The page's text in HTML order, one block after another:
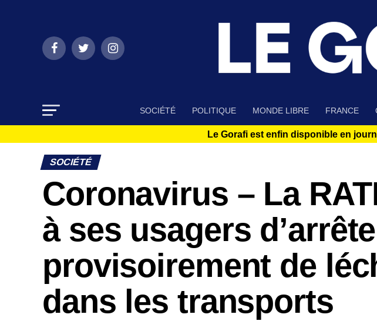
SOCIÉTÉ POLITIQUE MONDE LIBRE FRANCE
Le Gorafi est enfin disponible en
SOCIÉTÉ
Coronavirus – La
à ses usagers
provisoirement de
dans les transports